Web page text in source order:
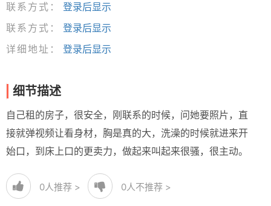
联系方式：
登录后显示
联系方式：
登录后显示
详细地址：
登录后显示
细节描述
自己租的房子，很安全，刚联系的时候，问她要照片，直
接就弹视频让看身材，胸是真的大，洗澡的时候就进来开
始口，到床上口的更卖力，做起来叫起来很骚，很主动。
0人推荐 > 0人不推荐 >